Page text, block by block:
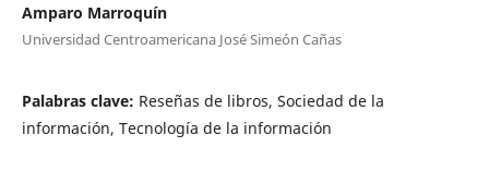
Amparo Marroquín
Universidad Centroamericana José Simeón Cañas
Palabras clave: Reseñas de libros, Sociedad de la
información, Tecnología de la información